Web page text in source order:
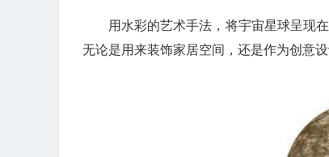
用水彩的艺术手法，将宇宙星球呈现
无论是用来装饰家居空间，还是作为创意